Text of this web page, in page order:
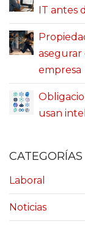
IT antes
empresa
usan
CATEGORÍAS
Laboral
Noticias